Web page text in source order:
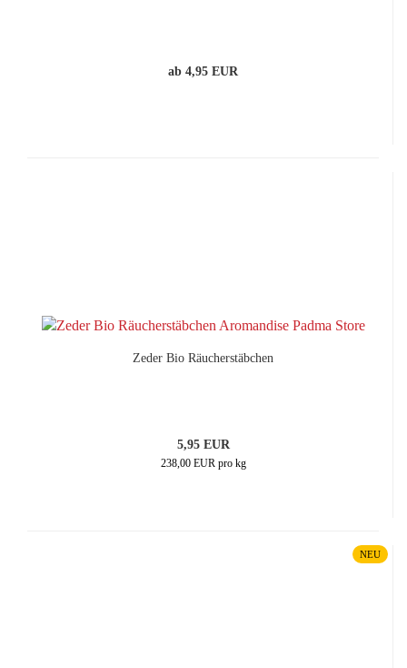
ab 4,95 EUR
Zeder Bio Räucherstäbchen
5,95 EUR
238,00 EUR pro kg
NEU